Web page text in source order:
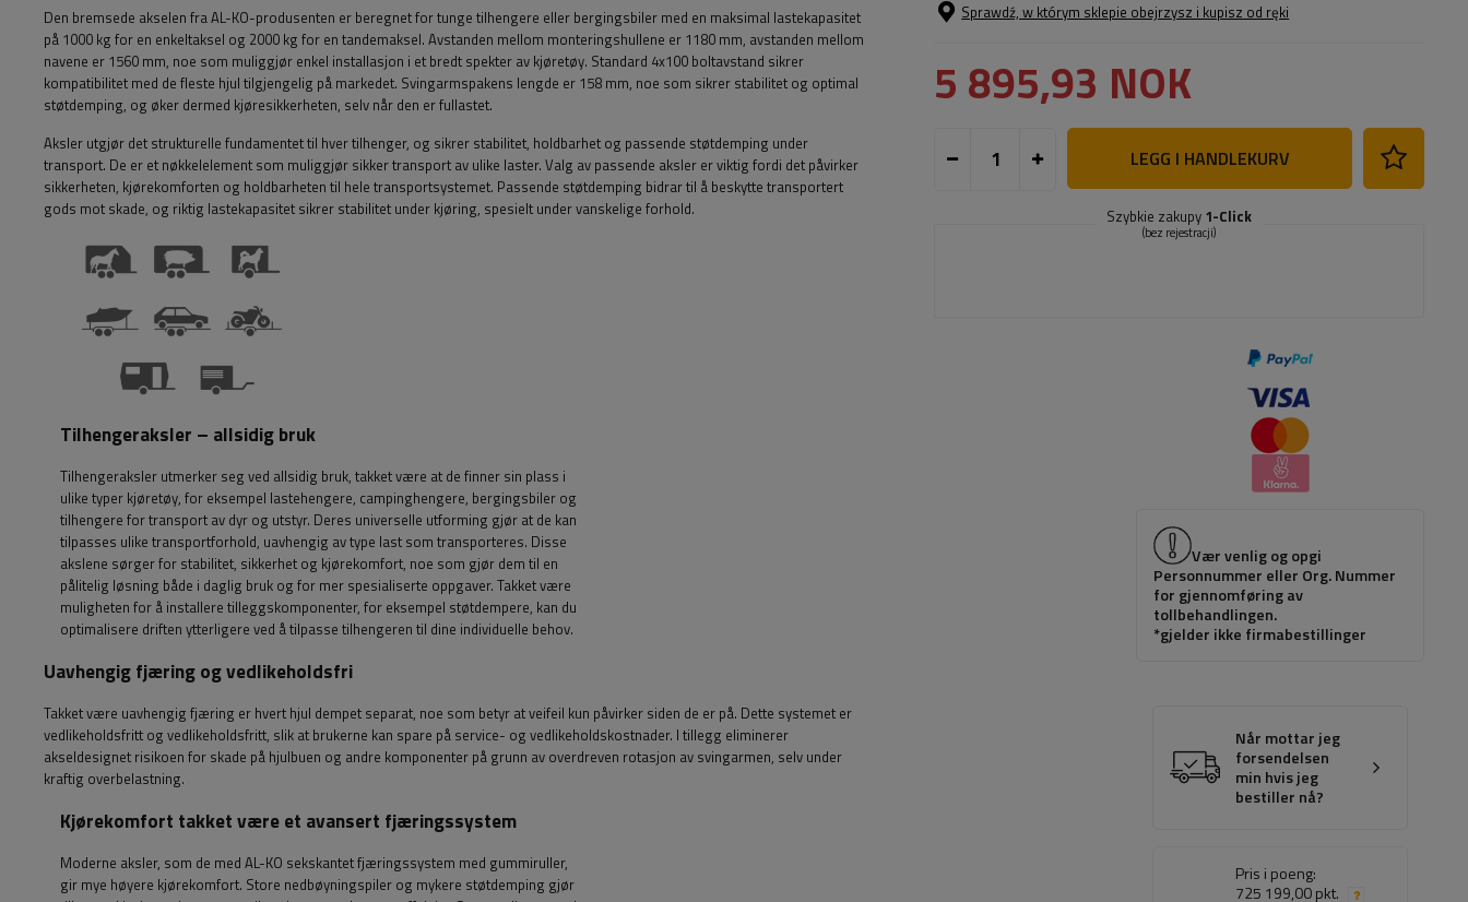
Sprawdź, w którym sklepie obejrzysz i kupisz od ręki
5 895,93 NOK
LEGG I HANDLEKURV
Szybkie zakupy 1-Click
(bez rejestracji)
Vær venlig og opgi
Personnummer eller Org. Nummer
for gjennomføring av
tollbehandlingen.
*gjelder ikke firmabestillinger
Når mottar jeg
forsendelsen
min hvis jeg
bestiller nå?
Pris i poeng:
725 199,00 pkt.
Den bremsede akselen fra AL-KO-produsenten er beregnet for tunge tilhengere eller bergingsbiler med en maksimal lastekapasitet
på 1000 kg for en enkeltaksel og 2000 kg for en tandemaksel. Avstanden mellom monteringshullene er 1180 mm, avstanden mellom
navene er 1560 mm, noe som muliggjør enkel installasjon i et bredt spekter av kjøretøy. Standard 4x100 boltavstand sikrer
kompatibilitet med de fleste hjul tilgjengelig på markedet. Svingarmspakens lengde er 158 mm, noe som sikrer stabilitet og optimal
støtdemping, og øker dermed kjøresikkerheten, selv når den er fullastet.
Aksler utgjør det strukturelle fundamentet til hver tilhenger, og sikrer stabilitet, holdbarhet og passende støtdemping under
transport. De er et nøkkelelement som muliggjør sikker transport av ulike laster. Valg av passende aksler er viktig fordi det påvirker
sikkerheten, kjørekomforten og holdbarheten til hele transportsystemet. Passende støtdemping bidrar til å beskytte transportert
gods mot skade, og riktig lastekapasitet sikrer stabilitet under kjøring, spesielt under vanskelige forhold.
Tilhengeraksler – allsidig bruk
Tilhengeraksler utmerker seg ved allsidig bruk, takket være at de finner sin plass i
ulike typer kjøretøy, for eksempel lastehengere, campinghengere, bergingsbiler og
tilhengere for transport av dyr og utstyr. Deres universelle utforming gjør at de kan
tilpasses ulike transportforhold, uavhengig av type last som transporteres. Disse
akslene sørger for stabilitet, sikkerhet og kjørekomfort, noe som gjør dem til en
pålitelig løsning både i daglig bruk og for mer spesialiserte oppgaver. Takket være
muligheten for å installere tilleggskomponenter, for eksempel støtdempere, kan du
optimalisere driften ytterligere ved å tilpasse tilhengeren til dine individuelle behov.
Uavhengig fjæring og vedlikeholdsfri
Takket være uavhengig fjæring er hvert hjul dempet separat, noe som betyr at veifeil kun påvirker siden de er på. Dette systemet er
vedlikeholdsfritt og vedlikeholdsfritt, slik at brukerne kan spare på service- og vedlikeholdskostnader. I tillegg eliminerer
akseldesignet risikoen for skade på hjulbuen og andre komponenter på grunn av overdreven rotasjon av svingarmen, selv under
kraftig overbelastning.
Kjørekomfort takket være et avansert fjæringssystem
Moderne aksler, som de med AL-KO sekskantet fjæringssystem med gummiruller,
gir mye høyere kjørekomfort. Store nedbøyningspiler og mykere støtdemping gjør